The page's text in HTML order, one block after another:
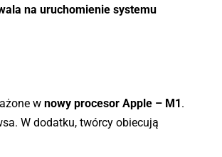
na uruchomienie systemu
wnowy procesor Apple – M1 .
W dodatku, twórcy obiecują